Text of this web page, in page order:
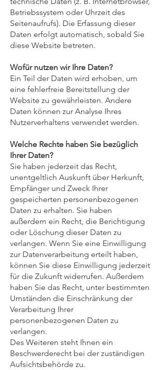
Betriebssystem oder Uhrzeit des
Seitenaufrufs). Die Erfassung dieser
Daten erfolgt automatisch, sobald Sie
diese Website betreten.
Wofür nutzen wir Ihre Daten?
Ein Teil der Daten wird erhoben, um
eine fehlerfreie Bereitstellung der
Website zu gewährleisten. Andere
Daten können zur Analyse Ihres
Nutzerverhaltens verwendet werden.
Welche Rechte haben Sie bezüglich
Ihrer Daten?
Sie haben jederzeit das Recht,
unentgeltlich Auskunft über Herkunft,
Empfänger und Zweck Ihrer
gespeicherten personenbezogenen
Daten zu erhalten. Sie haben
außerdem ein Recht, die Berichtigung
oder Löschung dieser Daten zu
verlangen. Wenn Sie eine Einwilligung
zur Datenverarbeitung erteilt haben,
können Sie diese Einwilligung jederzeit
für die Zukunft widerrufen. Außerdem
haben Sie das Recht, unter bestimmten
Umständen die Einschränkung der
Verarbeitung Ihrer
personenbezogenen Daten zu
verlangen.
Des Weiteren steht Ihnen ein
Beschwerderecht bei der zuständigen
Aufsichtsbehörde zu.